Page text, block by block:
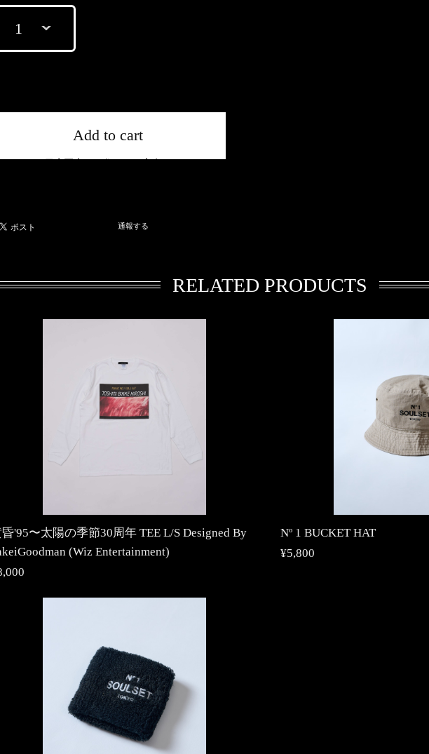
Add to cart
通報する
RELATED PRODUCTS
'95〜太陽の季節30周年 TEE L/S Designed By
(Wiz Entertainment)
Nº 1 BUCKET HAT
¥5,800